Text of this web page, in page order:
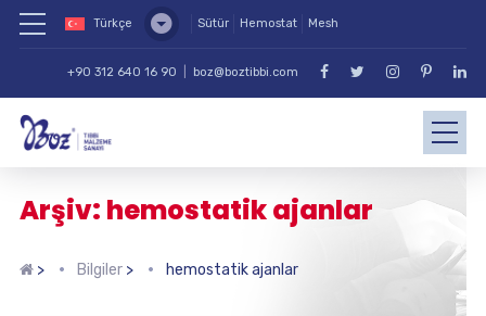
Türkçe Sütür Hemostat Mesh
+90 312 640 16 90 boz@boztibbi.com
Arşiv: hemostatik ajanlar
> Bilgiler> hemostatik ajanlar